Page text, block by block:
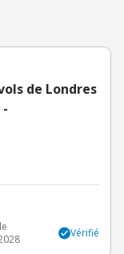
vols de Londres
Vérifié